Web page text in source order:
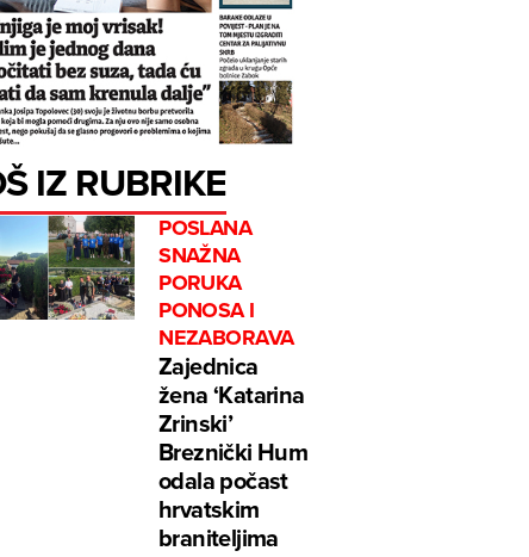
IZ RUBRIKE
POSLANA
SNAŽNA
PORUKA
PONOSA I
NEZABORAVA
Zajednica
žena ‘Katarina
Zrinski’
Breznički Hum
odala počast
hrvatskim
braniteljima